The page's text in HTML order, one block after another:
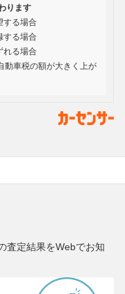
ります
する場合
する場合
れる場合
動車税の額が大きく上が
査定結果をWebでお知